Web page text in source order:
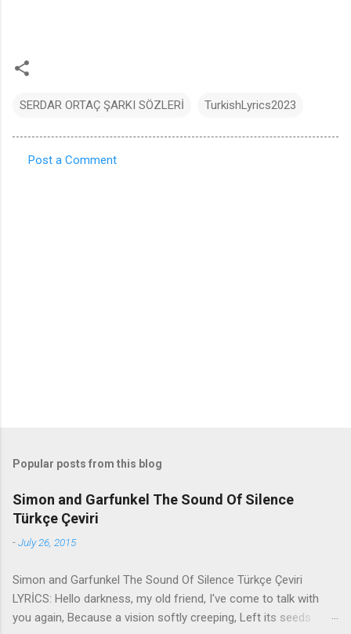
SERDAR ORTAÇ ŞARKI SÖZLERİ TurkishLyrics2023
Post a Comment
Popular posts from this blog
Simon and Garfunkel The Sound Of Silence
Türkçe Çeviri
-July 26, 2015
Simon and Garfunkel The Sound Of Silence Türkçe Çeviri
LYRİCS: Hello darkness, my old friend, I've come to talk with
you again, Because a vision softly creeping, Left its seeds